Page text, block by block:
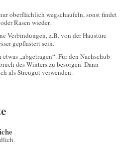
oberflächlich wegschaufeln, sonst findet
Rasen wieder.
Verbindungen, z.B. von der Haustüre
gepflastert sein.
„abgetragen“. Für den Nachschub
des Winters zu besorgen. Dann
als Streugut verwenden.